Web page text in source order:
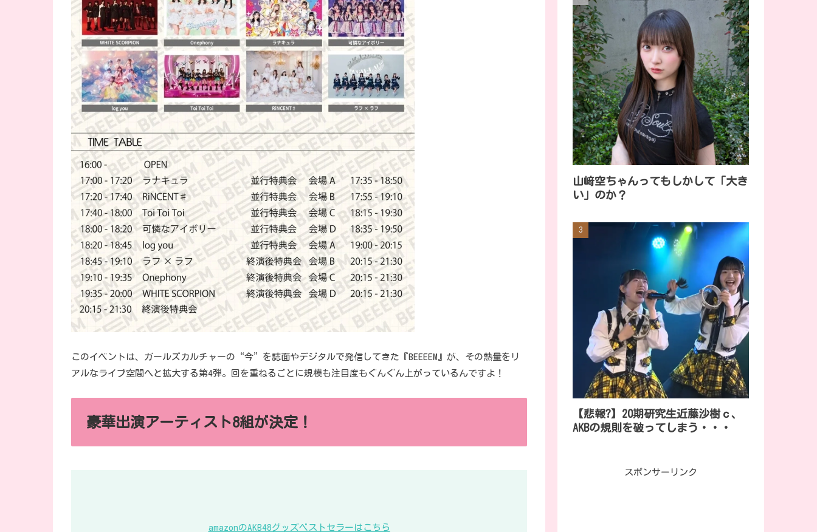
このイベントは、ガールズカルチャーの“今”を誌面やデジタルで発信してきた『BEEEEM』が、その熱量をリ
アルなライブ空間へと拡大する第4弾。回を重ねるごとに規模も注目度もぐんぐん上がっているんですよ！
豪華出演アーティスト8組が決定！
amazonのAKB48グッズベストセラーはこちら
山﨑空ちゃんってもしかして「大き
い」のか？
【悲報?】20期研究生近藤沙樹ｃ、
AKBの規則を破ってしまう・・・
スポンサーリンク